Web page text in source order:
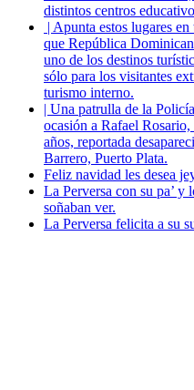
distintos centros
| Apunta estos lugares
que República
uno de los destinos
sólo para los visitantes
turismo interno.
| Una patrulla de la
ocasión a Rafael
años, reportada
Barrero, Puerto Plata.
Feliz navidad les desea
La Perversa con su pa’ y
soñaban ver.
La Perversa felicita a su